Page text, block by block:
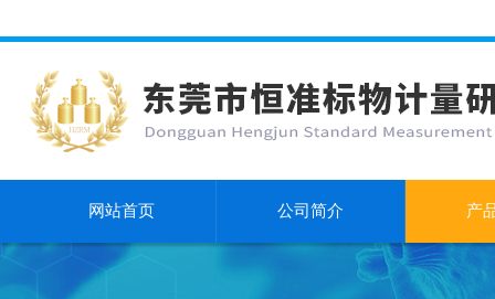
网站首页 公司简介 产